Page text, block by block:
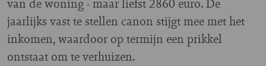
jaarlijks vast te stellen canon stijgt mee met het
inkomen, waardoor op termijn een prikkel
ontstaat om te verhuizen.